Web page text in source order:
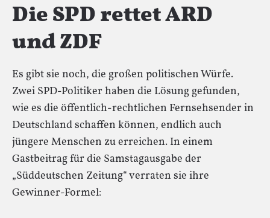
Die SPD rettet ARD
und ZDF
Es gibt sie noch, die großen politischen Würfe.
Zwei SPD-Politiker haben die Lösung gefunden,
wie es die öffentlich-rechtlichen Fernsehsender in
Deutschland schaffen können, endlich auch
jüngere Menschen zu erreichen. In einem
Gastbeitrag für die Samstagausgabe der
„Süddeutschen Zeitung“ verraten sie ihre
Gewinner-Formel: